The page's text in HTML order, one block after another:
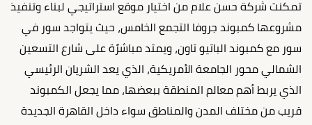
تمكنت شركة حسن علام من اختيار موقع استراتيجي لبناء وتنفيذ
مشروعها كمبوند جروفا التجمع الخامس، حيث يتواجد سور في
سور مع كمبوند الباتيو تاون، ويمتد مباشرًة على شارع التسعين
الشمالي محور الجامعة الأمريكية، الذي يعد الشريان الرئيسي
الذي يربط أهم معالم المنطقة ببعضها، مما يجعل الكمبوند
قريب من مختلف المدن والمناطق سواء داخل القاهرة الجديدة